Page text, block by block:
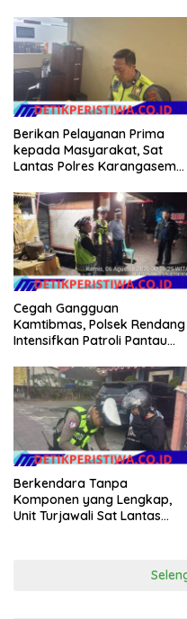
Berikan Pelayanan Prima
kepada Masyarakat, Sat
Lantas Polres Karangasem
Kepengurusan BPKB
Cegah Gangguan
Kamtibmas, Polsek Rendang
Intensifkan Patroli Pantau
Berkendara Tanpa
Komponen yang Lengkap,
Unit Turjawali Sat Lantas